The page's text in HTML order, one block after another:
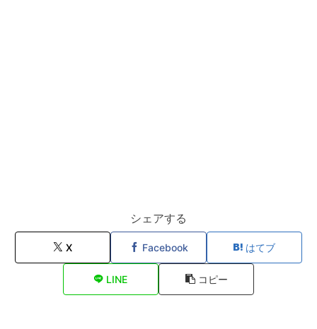
シェアする
X Facebook はてブ
LINE コピー